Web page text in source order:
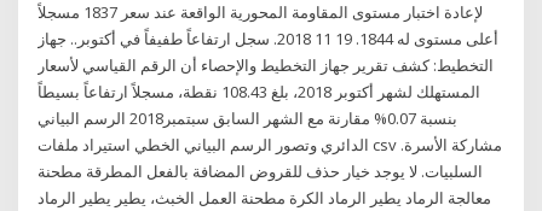
لإعادة اختبار مستوى المقاومة المحورية الواقعة عند سعر 1837 مسجلاً
أعلى مستوى له 1844. 19 11 2018. سجل ارتفاعاً طفيفاً في أكتوبر.. جهاز
التخطيط: كشف تقرير جهاز التخطيط والإحصاء أن الرقم القياسي لأسعار
المستهلك لشهر أكتوبر 2018، بلغ 108.43 نقطة، مسجلاً ارتفاعاً بسيطاً
بنسبة 0.07% مقارنة مع الشهر السابق سبتمبر2018 الرسم البياني
الدائري وتصور الرسم البياني الخطي استيراد ملفات csv مشاركة الأسرة.
السلبيات. لا يوجد خيار حذف للقروض المضافة بالفعل المطرقة مطحنة
معالجة الرماد يطير الرماد الكرة مطحنة العمل الخبث، يطير يطير الرماد